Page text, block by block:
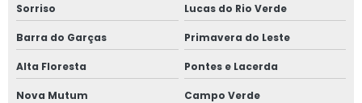
Sorriso Lucas do Rio Verde
Barra do Garças Primavera do Leste
Alta Floresta Pontes e Lacerda
Nova Mutum Campo Verde